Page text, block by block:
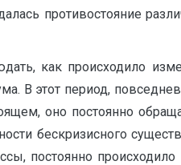
противостояние
как происходило
В этот период,
оно постоянно
бескризисного
постоянно происходило